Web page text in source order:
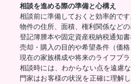
相談を進める際の準備と心構え
相談前に準備しておくと効率的です
物件の住所、面積、権利関係など
登記簿謄本や固定資産税納税通知
売却・購入の目的や希望条件（価格
現在の家族構成や将来のライフプラ
相談時には、わからない点を遠慮
門家はお客様の状況を正確に理解